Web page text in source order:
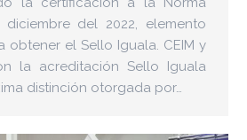
del 2022, elemento
obtener el Sello Iguala. CEIM y
la acreditación Sello Iguala
distinción otorgada por…